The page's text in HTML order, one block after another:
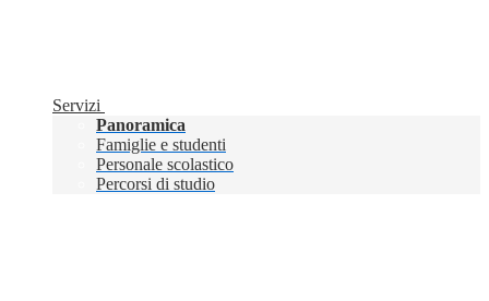
Servizi
Panoramica
Famiglie e studenti
Personale scolastico
Percorsi di studio